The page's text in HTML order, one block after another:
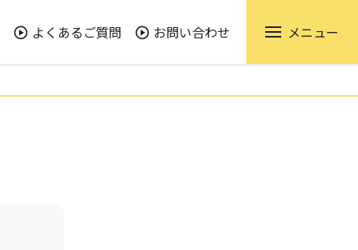
よくあるご質問 お問い合わせ メニュー